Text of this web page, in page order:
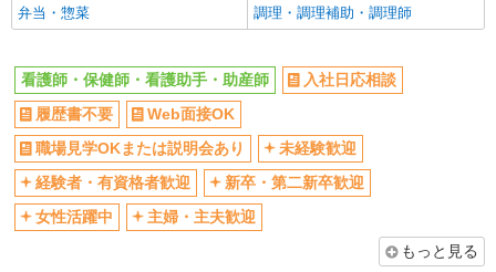
株式会社kotrio /●SD-H-1993526
郡山市｜家庭と両立できる＊デイサービス看護
師【夜勤なし】
時給2000円〜2500円 ＜日払い有/週払い有/交
通費全支給(ガソリン代含む)＞
郡山市
詳細を見る
弁当・惣菜
調理・調理補助・調理師
看護師・保健師・看護助手・助産師
入社日応相談
履歴書不要
Web面接OK
職場見学OKまたは説明会あり
未経験歓迎
経験者・有資格者歓迎
新卒・第二新卒歓迎
女性活躍中
主婦・主夫歓迎
もっと見る